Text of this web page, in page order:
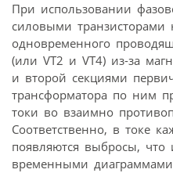
При использовании
силовыми транзисторами
одновременного
(или VT2 и VT4) из-за
и второй секциями
трансформатора по ним
токи во взаимно
Соответственно, в токе
появляются выбросы, что
временными